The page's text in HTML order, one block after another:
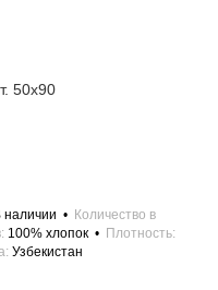
50x90
наличии
Количество в
100% хлопок
Плотность
Узбекистан